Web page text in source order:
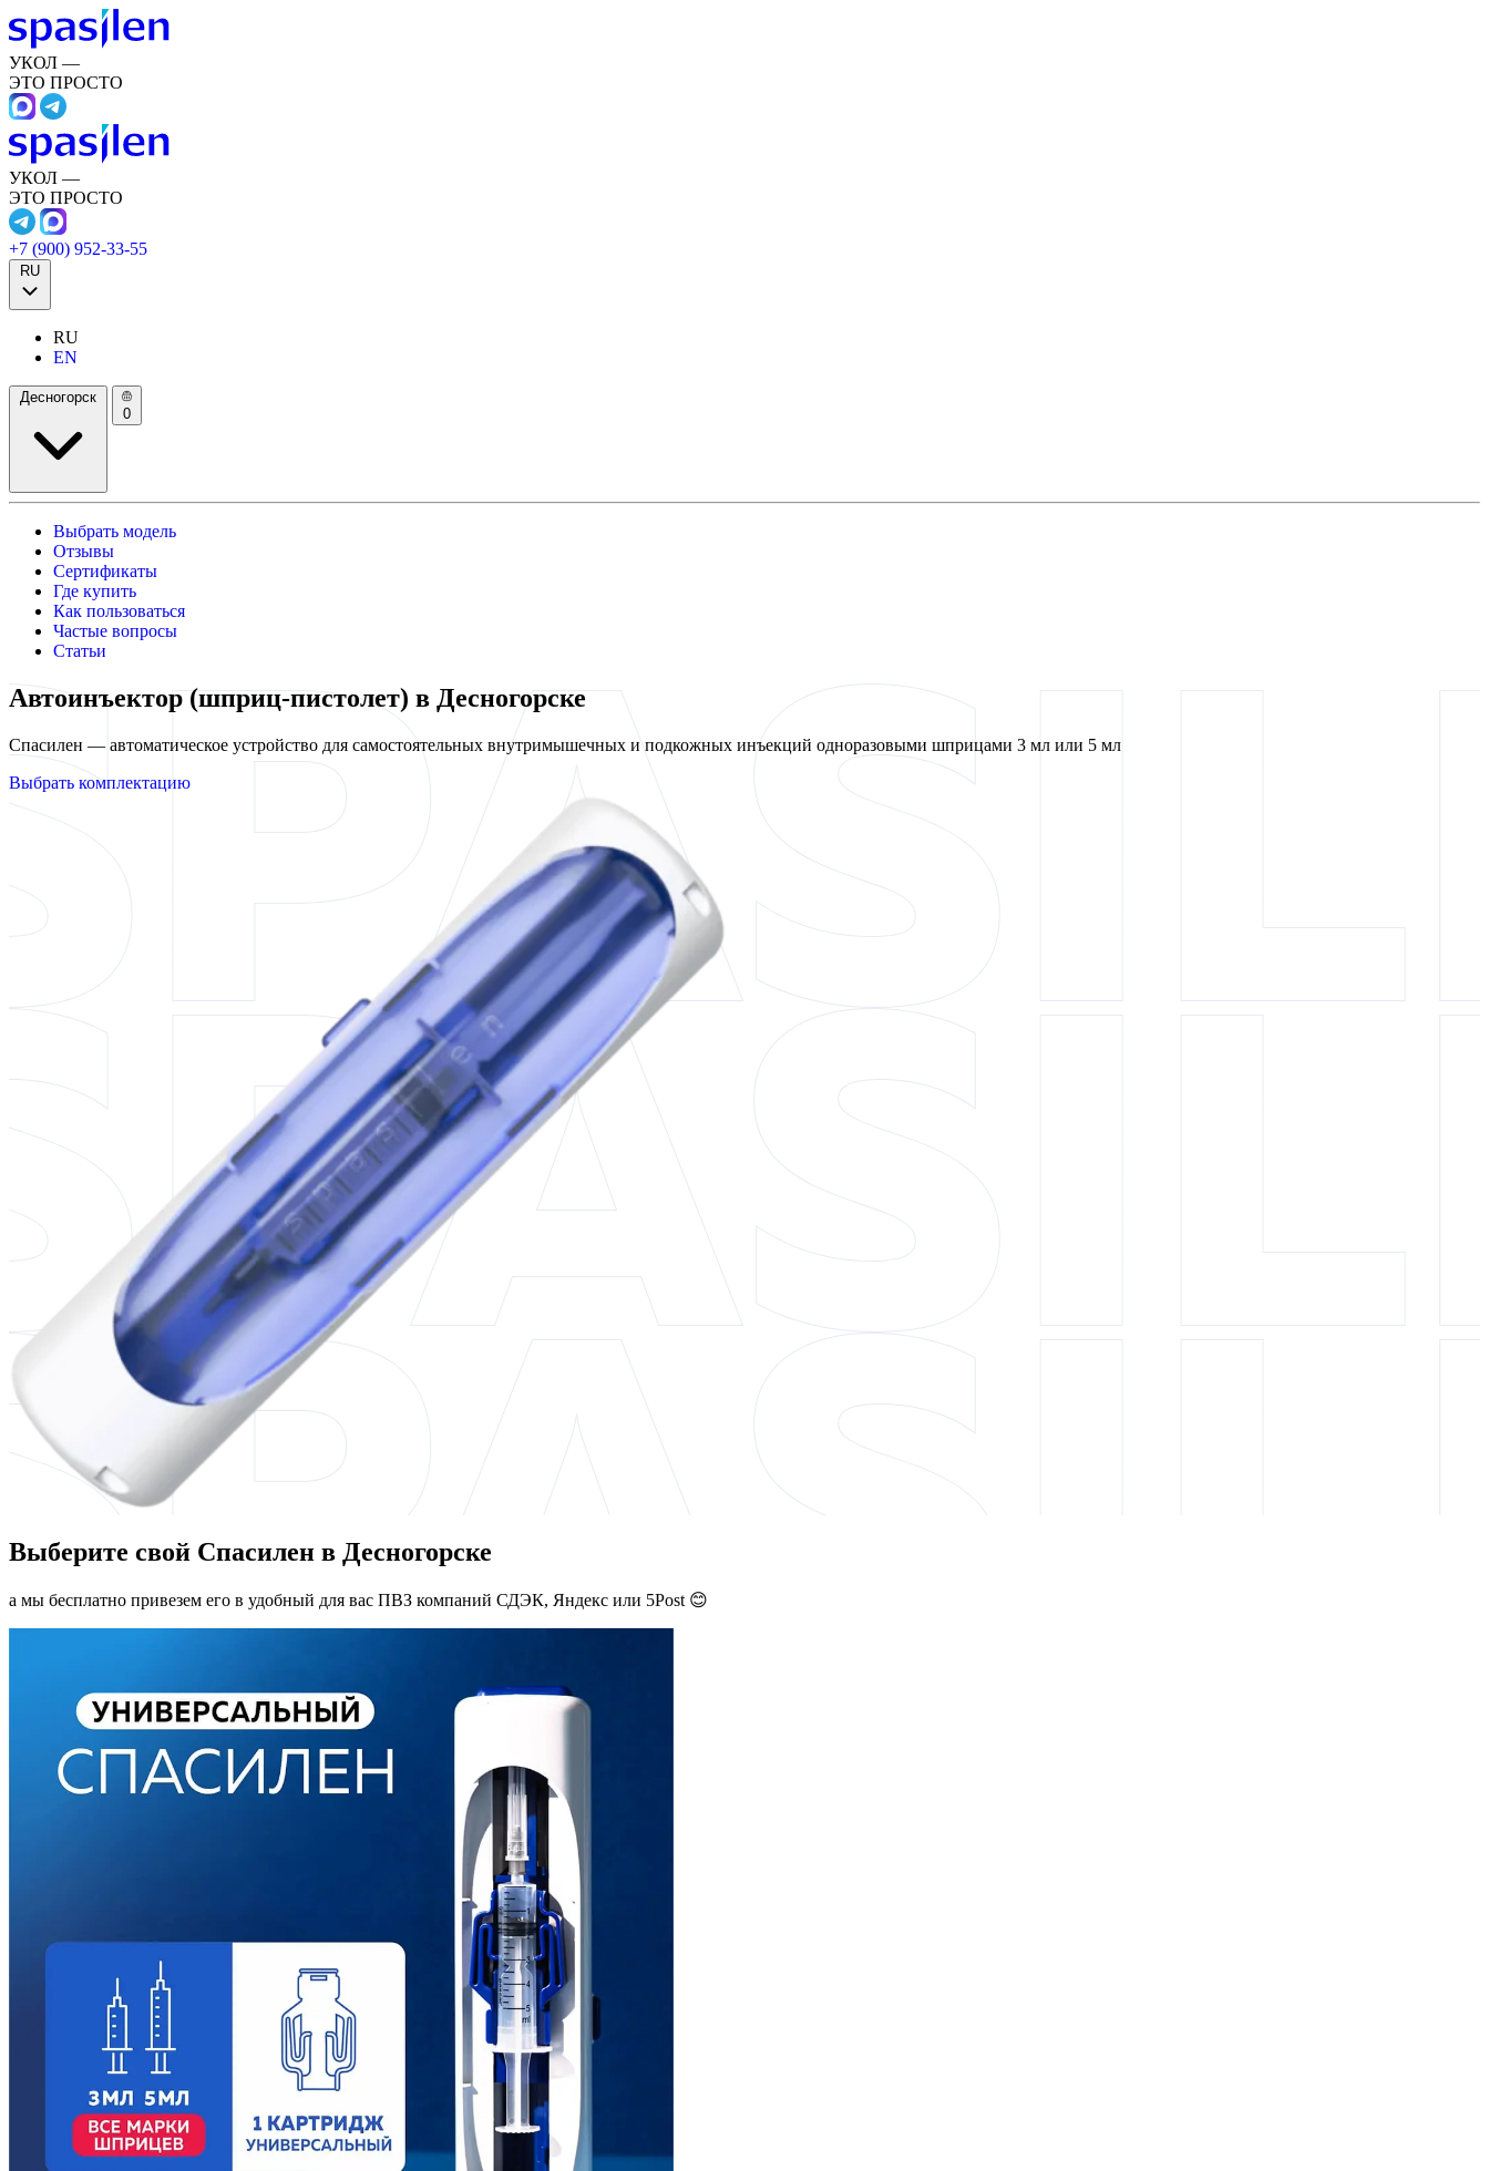
УКОЛ —
ЭТО ПРОСТО
УКОЛ —
ЭТО ПРОСТО
+7 (900) 952-33-55
RU
RU
EN
Десногорск
0
Выбрать модель
Отзывы
Сертификаты
Где купить
Как пользоваться
Частые вопросы
Статьи
Автоинъектор (шприц-пистолет) в Десногорске
Спасилен — автоматическое устройство для самостоятельных внутримышечных и подкожных инъекций одноразовыми шприцами 3 мл или 5 мл
Выбрать комплектацию
Выберите свой Спасилен в Десногорске
а мы бесплатно привезем его в удобный для вас ПВЗ компаний СДЭК, Яндекс или 5Post 😊